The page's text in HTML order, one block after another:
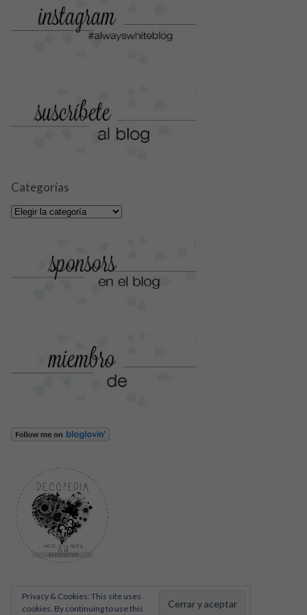
Categorías
Categorías
Privacy & Cookies: This site uses
cookies. By continuing to use this